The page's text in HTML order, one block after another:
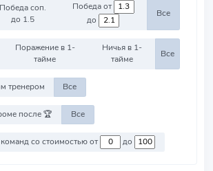
Победа соп.
до 1.5
Победа от
до
Все
Поражение в 1-
тайме
Ничья в 1-
тайме
Все
тренером Все
после 🏆 Все
Против команд со стоимостью от до